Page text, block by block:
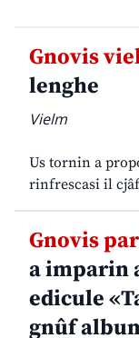
Gnovis
lenghe
Vielm
Us tornin a
rinfrescasi il
Gnovis
a imparin
edicule
gnûf